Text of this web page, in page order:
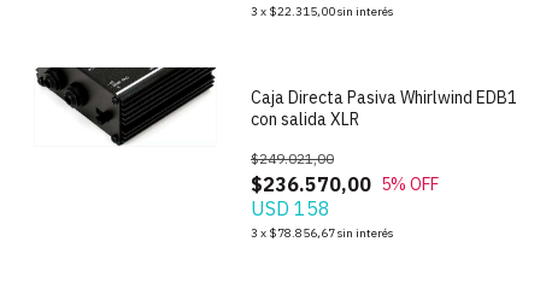
3 x $22.315,00sin interés
Caja Directa Pasiva Whirlwind EDB1
con salida XLR
$236.570,00
$249.021,00
5% OFF
USD 158
3 x $78.856,67sin interés